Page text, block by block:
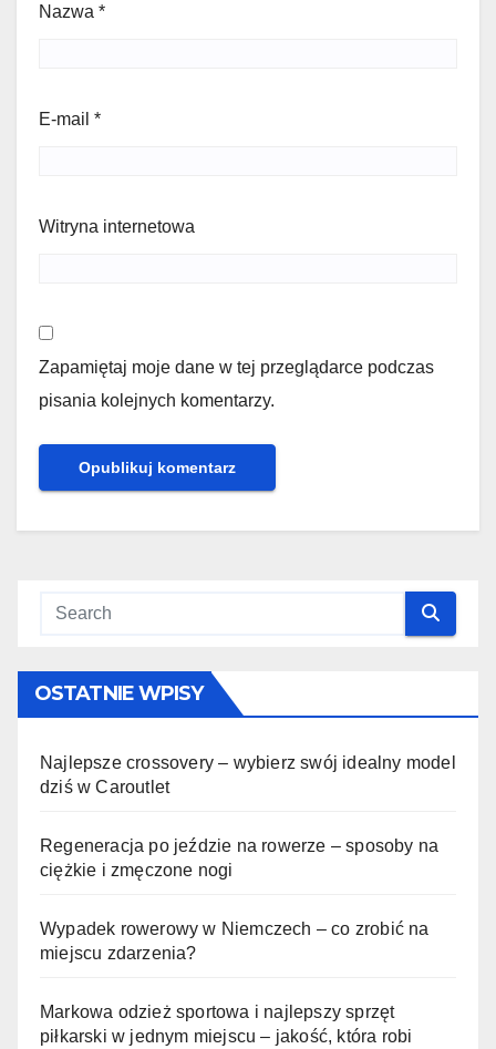
Nazwa *
E-mail *
Witryna internetowa
Zapamiętaj moje dane w tej przeglądarce podczas
pisania kolejnych komentarzy.
OSTATNIE WPISY
Najlepsze crossovery – wybierz swój idealny model
dziś w Caroutlet
Regeneracja po jeździe na rowerze – sposoby na
ciężkie i zmęczone nogi
Wypadek rowerowy w Niemczech – co zrobić na
miejscu zdarzenia?
Markowa odzież sportowa i najlepszy sprzęt
piłkarski w jednym miejscu – jakość, która robi